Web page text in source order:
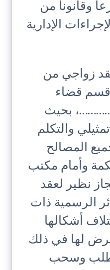
وقانونا من
الإدارية
زواجي من
قسم قضاء
بحيث
والتكلم
المصالح
وأمام مكتب
نظير لعقد
الرسمية ذات
أشكالها
لها في ذلك
وسحب